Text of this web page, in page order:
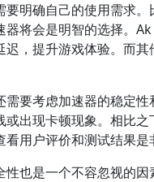
要明确自己的使用需求
器将会是明智的选择。
迟，提升游戏体验。而
需要考虑加速器的稳定
或出现卡顿现象。相比
看用户评价和测试结果是
性也是一个不容忽视的